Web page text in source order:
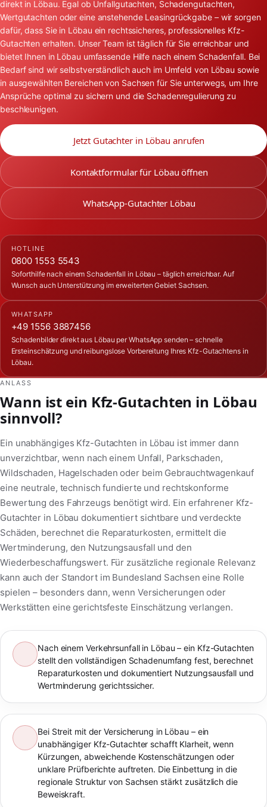
direkt in Löbau. Egal ob Unfallgutachten, Schadengutachten,
Wertgutachten oder eine anstehende Leasingrückgabe – wir sorgen
dafür, dass Sie in Löbau ein rechtssicheres, professionelles Kfz-
Gutachten erhalten. Unser Team ist täglich für Sie erreichbar und
bietet Ihnen in Löbau umfassende Hilfe nach einem Schadenfall. Bei
Bedarf sind wir selbstverständlich auch im Umfeld von Löbau sowie
in ausgewählten Bereichen von Sachsen für Sie unterwegs, um Ihre
Ansprüche optimal zu sichern und die Schadenregulierung zu
beschleunigen.
Jetzt Gutachter in Löbau anrufen
Kontaktformular für Löbau öffnen
WhatsApp-Gutachter Löbau
HOTLINE
0800 1553 5543
Soforthilfe nach einem Schadenfall in Löbau – täglich erreichbar. Auf
Wunsch auch Unterstützung im erweiterten Gebiet Sachsen.
WHATSAPP
+49 1556 3887456
Schadenbilder direkt aus Löbau per WhatsApp senden – schnelle
Ersteinschätzung und reibungslose Vorbereitung Ihres Kfz-Gutachtens in
Löbau.
ANLASS
Wann ist ein Kfz-Gutachten in Löbau
sinnvoll?
Ein unabhängiges Kfz-Gutachten in Löbau ist immer dann
unverzichtbar, wenn nach einem Unfall, Parkschaden,
Wildschaden, Hagelschaden oder beim Gebrauchtwagenkauf
eine neutrale, technisch fundierte und rechtskonforme
Bewertung des Fahrzeugs benötigt wird. Ein erfahrener Kfz-
Gutachter in Löbau dokumentiert sichtbare und verdeckte
Schäden, berechnet die Reparaturkosten, ermittelt die
Wertminderung, den Nutzungsausfall und den
Wiederbeschaffungswert. Für zusätzliche regionale Relevanz
kann auch der Standort im Bundesland Sachsen eine Rolle
spielen – besonders dann, wenn Versicherungen oder
Werkstätten eine gerichtsfeste Einschätzung verlangen.
Nach einem Verkehrsunfall in Löbau – ein Kfz-Gutachten
stellt den vollständigen Schadenumfang fest, berechnet
Reparaturkosten und dokumentiert Nutzungsausfall und
Wertminderung gerichtssicher.
Bei Streit mit der Versicherung in Löbau – ein
unabhängiger Kfz-Gutachter schafft Klarheit, wenn
Kürzungen, abweichende Kostenschätzungen oder
unklare Prüfberichte auftreten. Die Einbettung in die
regionale Struktur von Sachsen stärkt zusätzlich die
Beweiskraft.